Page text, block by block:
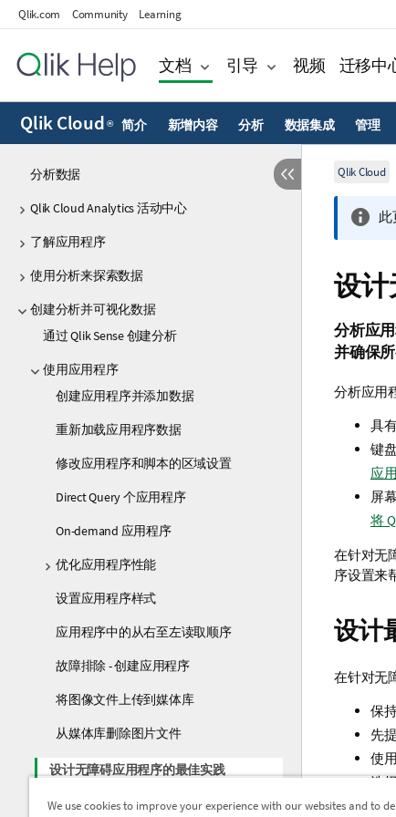
Qlik.com Community Learning
文档 引导 视频 迁移中
Qlik Cloud ® 简介 新增内容 分析 数据集成 管理
分析数据
Qlik Cloud Analytics 活动中心
了解应用程序
使用分析来探索数据
创建分析并可视化数据
通过 Qlik Sense 创建分析
使用应用程序
创建应用程序并添加数据
重新加载应用程序数据
修改应用程序和脚本的区域设置
Direct Query 个应用程序
On-demand 应用程序
优化应用程序性能
设置应用程序样式
应用程序中的从右至左读取顺序
故障排除 - 创建应用程序
将图像文件上传到媒体库
从媒体库删除图片文件
设计无障碍应用程序的最佳实践
使用工作表
Qlik Cloud
此
设计
分析应
并确保
分析应用
具
键
应
屏
将
在针对无
序设置来
设计
在针对无
保
先
使
选
避
We use cookies to improve your experience with our websites and to